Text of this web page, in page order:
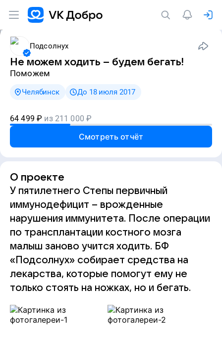
Подсолнух
Не можем ходить – будем бегать!
Поможем
Челябинск До 18 июля 2017
64 499 ₽ из 211 000 ₽
Смотреть отчёт
О проекте
У пятилетнего Степы первичный
иммунодефицит – врожденные
нарушения иммунитета. После операции
по трансплантации костного мозга
малыш заново учится ходить. БФ
«Подсолнух» собирает средства на
лекарства, которые помогут ему не
только стоять на ножках, но и бегать.